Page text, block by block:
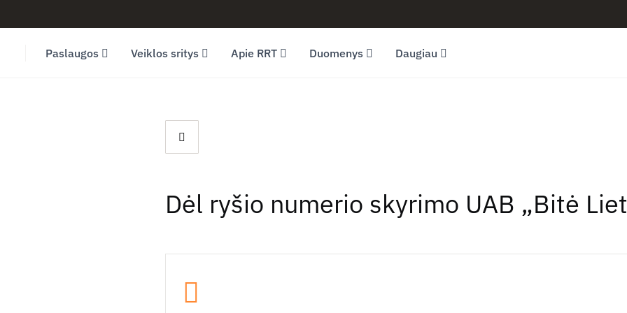
Paslaugos Veiklos sritys Apie RRT Duomenys Daugiau
Dėl ryšio numerio skyrimo UAB „Bitė